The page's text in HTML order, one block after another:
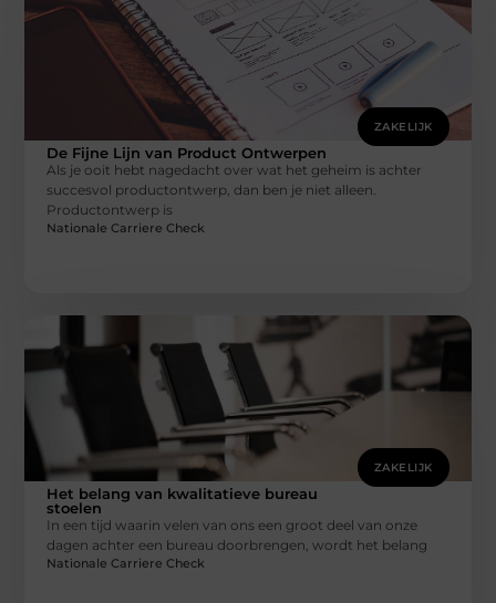
ZAKELIJK
De Fijne Lijn van Product Ontwerpen
Als je ooit hebt nagedacht over wat het geheim is achter
succesvol productontwerp, dan ben je niet alleen.
Productontwerp is
Nationale Carriere Check
ZAKELIJK
Het belang van kwalitatieve bureau
stoelen
In een tijd waarin velen van ons een groot deel van onze
dagen achter een bureau doorbrengen, wordt het belang
Nationale Carriere Check